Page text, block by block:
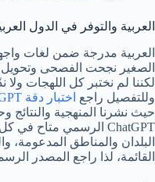
العربية والتوفر في الدول
الصغير نجحت الفصحى
لكننا لم نختبر كل اللهجات
وللتفصيل راجع اختبار دقة ChatGPT بالعربية في الفصحى واللهجات
حيث نشرنا المنهجية والنتائج
البلدان والمناطق المدعومة،
القائمة، لذا راجع المصدر